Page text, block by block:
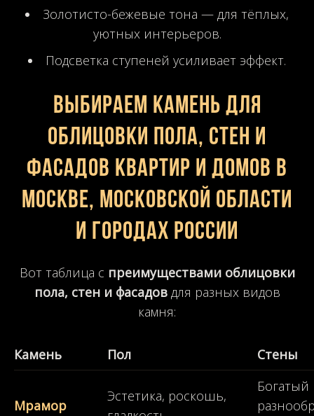
Золотисто-бежевые тона — для тёплых,
уютных интерьеров.
Подсветка ступеней усиливает эффект.
Выбираем камень для
облицовки пола, стен и
фасадов квартир и домов в
Москве, Московской области
и городах России
Вот таблица с преимуществами облицовки
пола, стен и фасадовдля разных видов
камня:
Камень Пол Стены
Мрамор
Эстетика, роскошь,
Богатый